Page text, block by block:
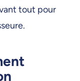
tout pour